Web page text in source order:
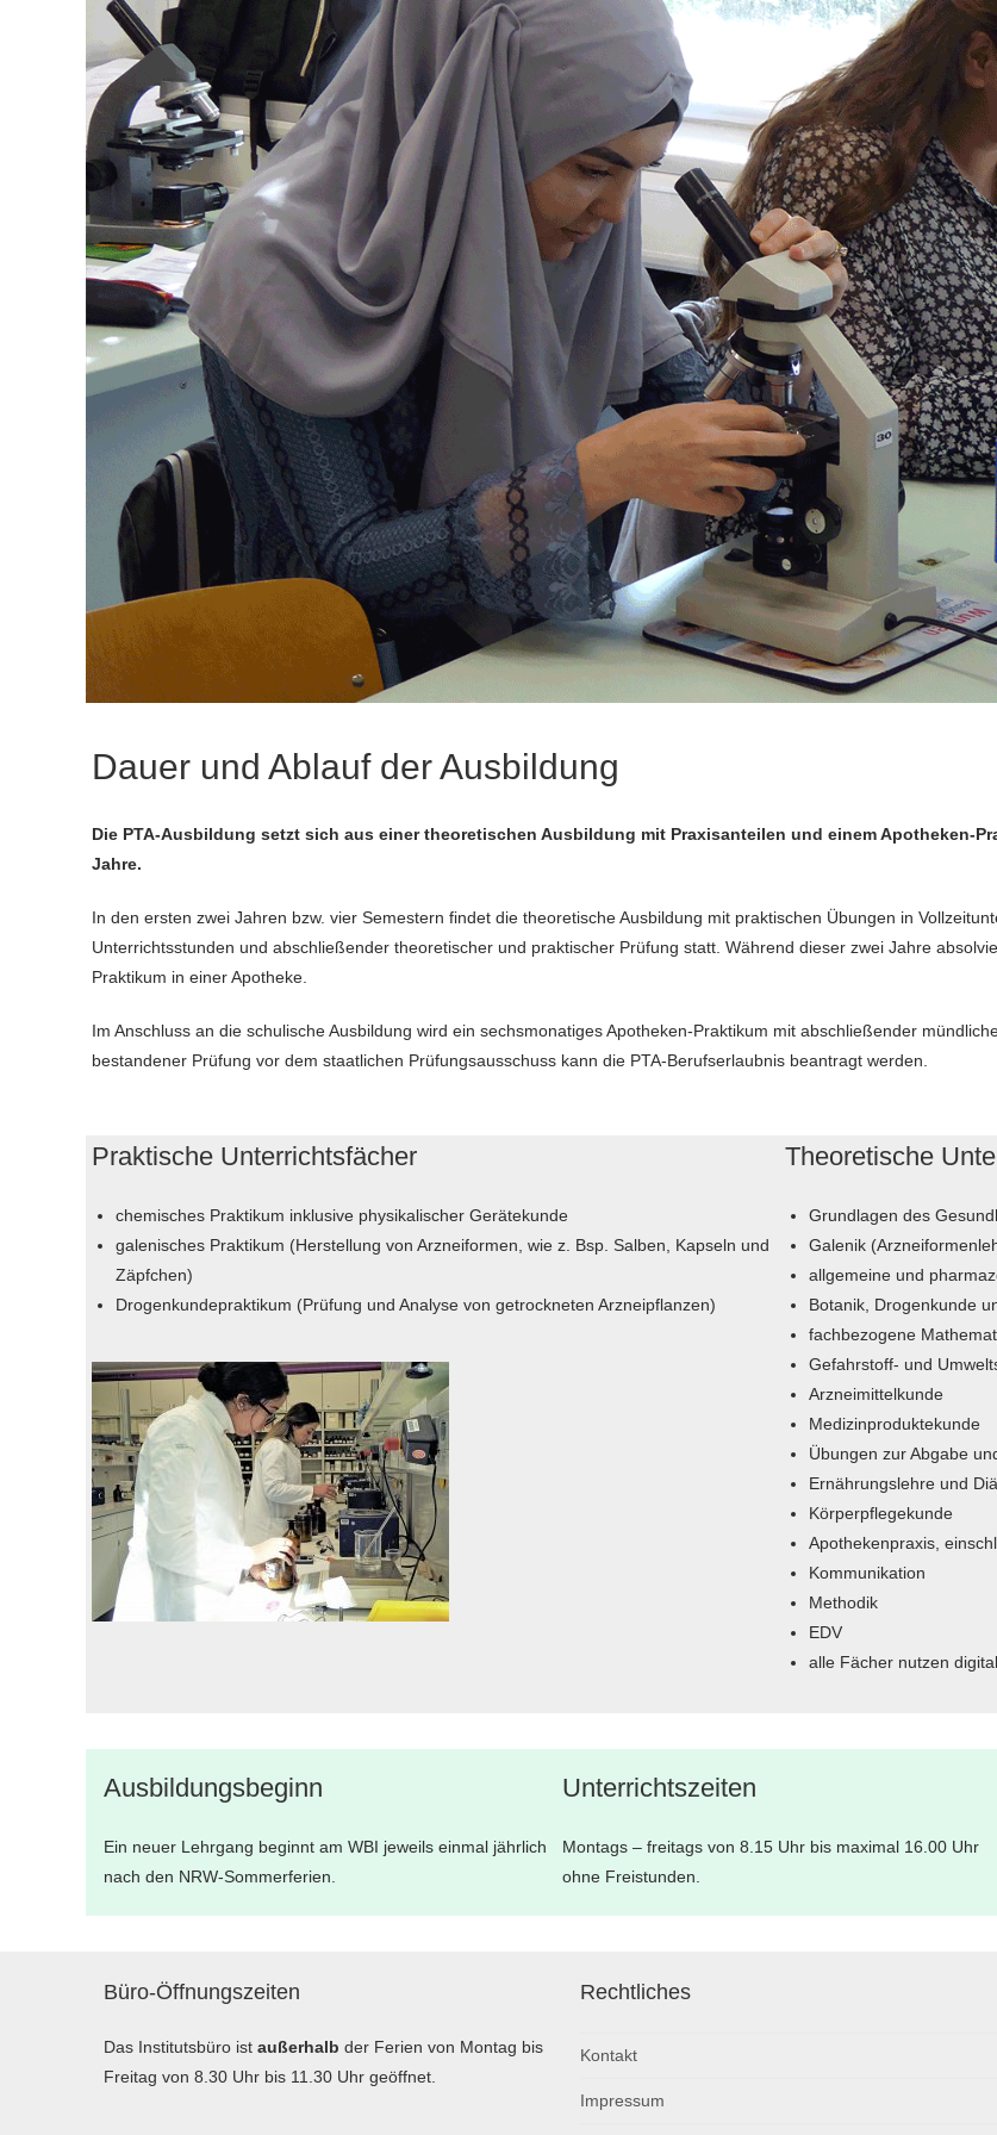
Dauer und Ablauf der Ausbildung
Die PTA-Ausbildung setzt sich aus einer theoretischen Ausbildung mit Praxisanteilen und einem Apotheken-
Jahre.
In den ersten zwei Jahren bzw. vier Semestern findet die theoretische Ausbildung mit praktischen Übungen in
Unterrichtsstunden und abschließender theoretischer und praktischer Prüfung statt. Während dieser zwei Jahre
Praktikum in einer Apotheke.
Im Anschluss an die schulische Ausbildung wird ein sechsmonatiges Apotheken-Praktikum mit abschließender
bestandener Prüfung vor dem staatlichen Prüfungsausschuss kann die PTA-Berufserlaubnis beantragt werden.
Praktische Unterrichtsfächer
chemisches Praktikum inklusive physikalischer Gerätekunde
galenisches Praktikum (Herstellung von Arzneiformen, wie z. Bsp. Salben, Kapseln und
Zäpfchen)
Drogenkundepraktikum (Prüfung und Analyse von getrockneten Arzneipflanzen)
Theoretische
Grundlagen des
Galenik
allgemeine und
Botanik, Drogenkunde
fachbezogene
Gefahrstoff- und
Arzneimittelkunde
Medizinproduktekunde
Übungen zur Abgabe
Ernährungslehre und
Körperpflegekunde
Apothekenpraxis,
Kommunikation
Methodik
EDV
alle Fächer nutzen
Ausbildungsbeginn
Ein neuer Lehrgang beginnt am WBI jeweils einmal jährlich
nach den NRW-Sommerferien.
Unterrichtszeiten
Montags – freitags von 8.15 Uhr bis maximal 16.00 Uhr
ohne Freistunden.
Büro-Öffnungszeiten
Das Institutsbüro ist außerhalb der Ferien von Montag bis
Freitag von 8.30 Uhr bis 11.30 Uhr geöffnet.
Rechtliches
Kontakt
Impressum